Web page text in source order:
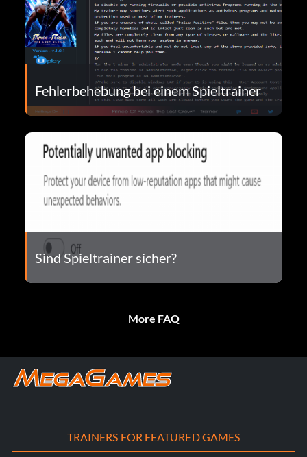
Fehlerbehebung bei einem Spieltrainer
Sind Spieltrainer sicher?
More FAQ
TRAINERS FOR FEATURED GAMES